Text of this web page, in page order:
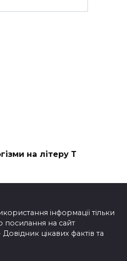
на літеру Т
інформації тільки
посилання на сайт
цікавих фактів та